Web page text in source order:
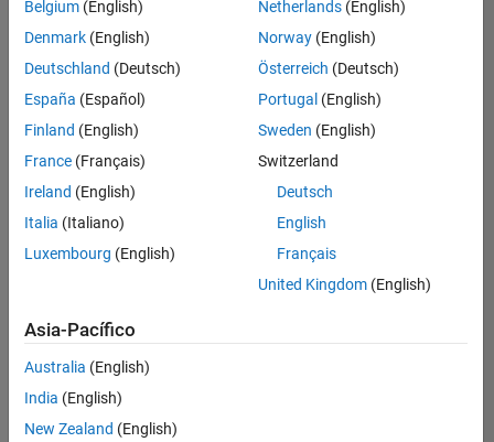
No se
han
traducido
todos
los
empleos.
Busque
por
ubicación
todos
empleos
en su
zona.
Belgium (English)
Denmark (English)
Deutschland (Deutsch)
España (Español)
Finland (English)
France (Français)
Ireland (English)
Italia (Italiano)
Luxembourg (English)
Netherlands(English)
Norway(English)
Österreich (Deutsch)
Portugal (English)
Sweden (English)
Switzerland
Deutsch
English
Français
United Kingdom(English)
Asia-Pacífico
Australia (English)
India (English)
New Zealand (English)